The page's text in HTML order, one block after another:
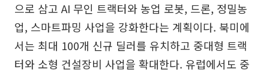
으로 삼고 AI 무인 트랙터와 농업 로봇, 드론, 정밀농
업, 스마트파밍 사업을 강화한다는 계획이다. 북미에
서는 최대 100개 신규 딜러를 유치하고 중대형 트랙
터와 소형 건설장비 사업을 확대한다. 유럽에서도 중